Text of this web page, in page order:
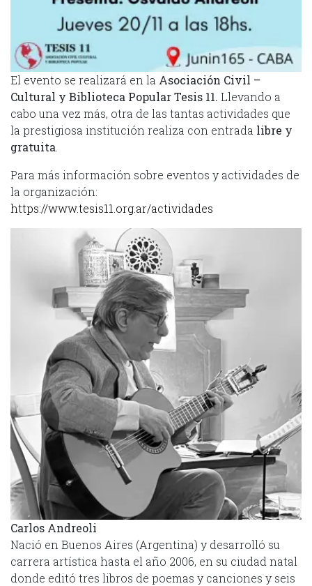
El evento se realizará en la Asociación Civil –
Cultural y Biblioteca Popular Tesis 11. Llevando a
cabo una vez más, otra de las tantas actividades que
la prestigiosa institución realiza con entrada libre y
gratuita
Para más información sobre eventos y actividades de
la organización:
https://www.tesis11.org.ar/actividades
Carlos Andreoli
Nació en Buenos Aires (Argentina) y desarrolló su
carrera artística hasta el año 2006, en su ciudad natal
donde editó tres libros de poemas y canciones y seis